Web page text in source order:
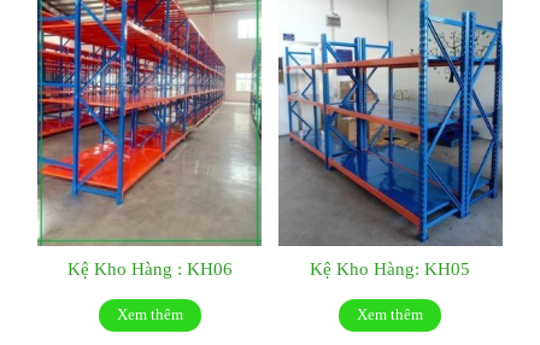
Kệ Kho Hàng : KH06
Xem thêm
Kệ Kho Hàng: KH05
Xem thêm